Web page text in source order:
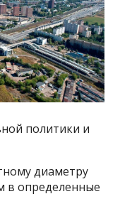
политики и
диаметру
в определенные